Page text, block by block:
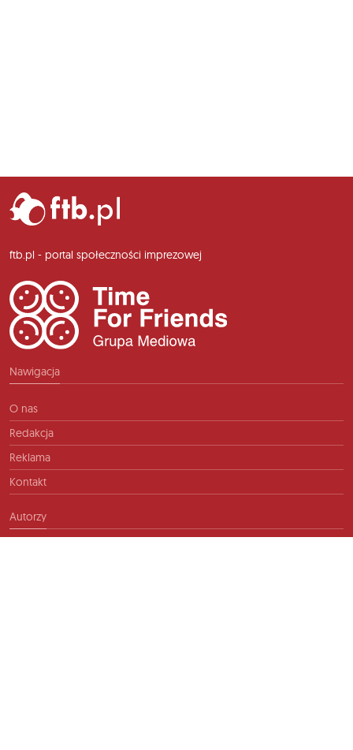
ftb.pl - portal społeczności imprezowej
Nawigacja
O nas
Redakcja
Reklama
Kontakt
Autorzy